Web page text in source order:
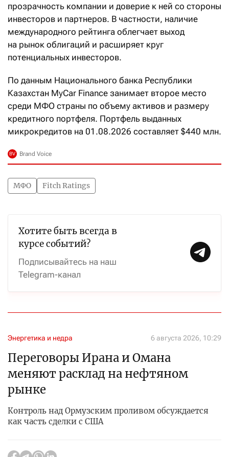
прозрачность компании и доверие к ней со стороны
инвесторов и партнеров. В частности, наличие
международного рейтинга облегчает выход
на рынок облигаций и расширяет круг
потенциальных инвесторов.
По данным Национального банка Республики
Казахстан MyCar Finance занимает второе место
среди МФО страны по объему активов и размеру
кредитного портфеля. Портфель выданных
микрокредитов на 01.08.2026 составляет $440 млн.
МФО Fitch Ratings
Хотите быть всегда в
курсе событий?
Подписывайтесь на наш
Telegram-канал
Энергетика и недра 6 августа 2026, 10:29
Переговоры Ирана и Омана
меняют расклад на нефтяном
рынке
Контроль над Ормузским проливом обсуждается
как часть сделки с США